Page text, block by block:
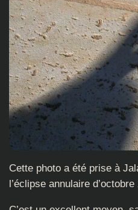
Cette photo a été prise à
l’éclipse annulaire d’octobre